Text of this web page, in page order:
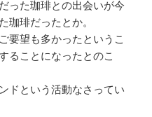
った珈琲との出会いが今
珈琲だったとか。
要望も多かったというこ
ることになったとのこ
ドという活動なさってい